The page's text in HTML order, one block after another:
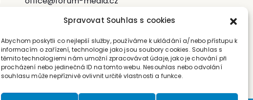
Spravovat Souhlas s cookies
Abychom poskytli co nejlepší služby, používáme k ukládání a/nebo přístupu k
informacím o zařízení, technologie jako jsou soubory cookies. Souhlas s
těmito technologiemi nám umožní zpracovávat údaje, jako je chování při
procházení nebo jedinečná ID na tomto webu. Nesouhlas nebo odvolání
souhlasu může nepříznivě ovlivnit určité vlastnosti a funkce.
Tel.: +420 251 115 576
Mobil: +420 603 248 054